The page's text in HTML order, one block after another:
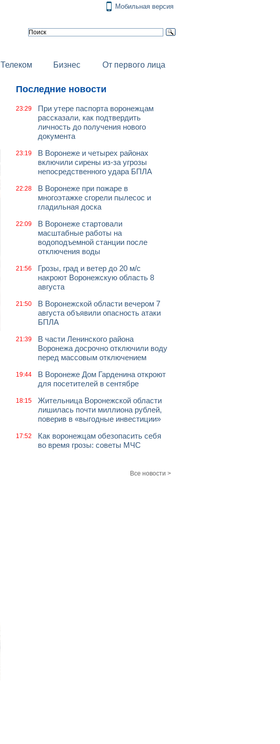
Мобильная версия
Телеком Бизнес От первого лица
Последние новости
23:29
При утере паспорта воронежцам
рассказали, как подтвердить
личность до получения нового
документа
23:19
В Воронеже и четырех районах
включили сирены из-за угрозы
непосредственного удара БПЛА
22:28
В Воронеже при пожаре в
многоэтажке сгорели пылесос и
гладильная доска
22:09
В Воронеже стартовали
масштабные работы на
водоподъемной станции после
отключения воды
21:56
Грозы, град и ветер до 20 м/с
накроют Воронежскую область 8
августа
21:50
В Воронежской области вечером 7
августа объявили опасность атаки
БПЛА
21:39
В части Ленинского района
Воронежа досрочно отключили воду
перед массовым отключением
19:44
В Воронеже Дом Гарденина откроют
для посетителей в сентябре
18:15
Жительница Воронежской области
лишилась почти миллиона рублей,
поверив в «выгодные инвестиции»
17:52
Как воронежцам обезопасить себя
во время грозы: советы МЧС
Все новости >